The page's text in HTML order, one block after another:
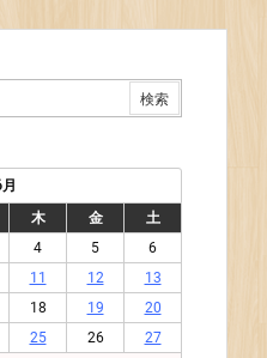
木 金
土
4 5
6
11 12
13
18 19
20
25 26
27